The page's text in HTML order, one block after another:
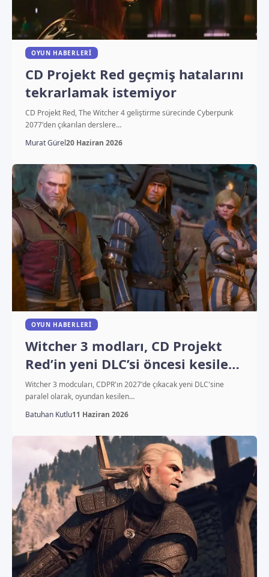
OYUN HABERLERI
CD Projekt Red geçmiş hatalarını
tekrarlamak istemiyor
CD Projekt Red, The Witcher 4 geliştirme sürecinde Cyberpunk
2077'den çıkarılan derslere…
Murat Gürel20 Haziran 2026
OYUN HABERLERI
Witcher 3 modları, CD Projekt
Red’in yeni DLC’si öncesi kesilen
devasa veba görevini
canlandırıyor
Witcher 3 modcuları, CDPR'ın 2027'de çıkacak yeni DLC'sine
paralel olarak, oyundan kesilen…
Batuhan Kutlu11 Haziran 2026